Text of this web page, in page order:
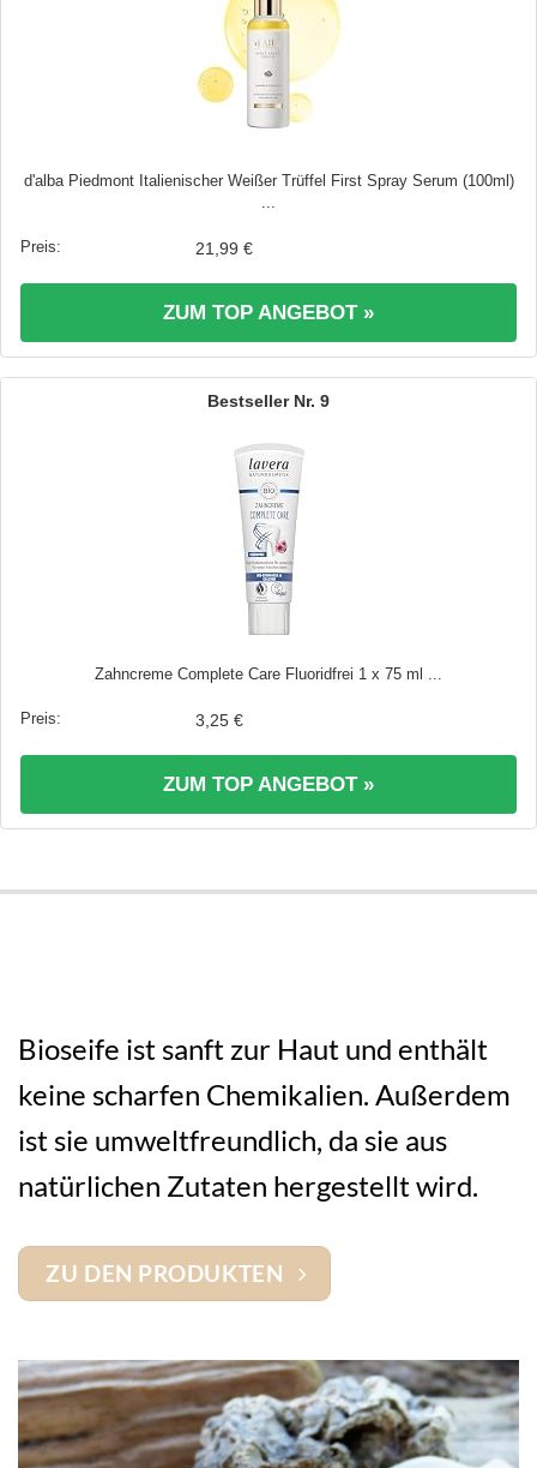
d'alba Piedmont Italienischer Weißer Trüffel First Spray Serum (100ml)
21,99 €
ZUM TOP ANGEBOT »
9
Zahncreme Complete Care Fluoridfrei 1 x 75 ml ...
3,25 €
ZUM TOP ANGEBOT »
Bioseife ist sanft zur Haut und enthält
keine scharfen Chemikalien. Außerdem
ist sie umweltfreundlich, da sie aus
natürlichen Zutaten hergestellt wird.
ZU DEN PRODUKTEN